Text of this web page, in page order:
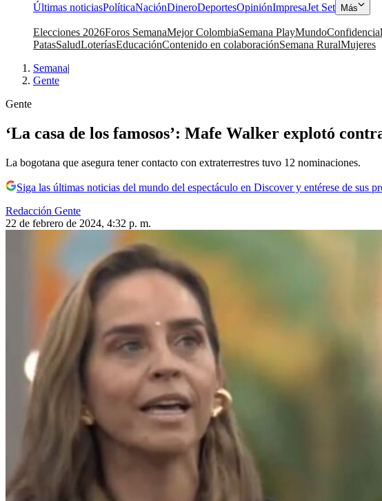
Últimas noticiasPolíticaNaciónDineroDeportesOpiniónImpresaJet Set Más
Elecciones 2026Foros SemanaMejor ColombiaSemana PlayMundo
PatasSaludLoteríasEducaciónContenido en colaboraciónSemana RuralMujeres
Semana|
Gente
Gente
‘La casa de los famosos’: Mafe Walker explotó
La bogotana que asegura tener contacto con extraterrestres tuvo 12 nominaciones.
Siga las últimas noticias del mundo del espectáculo en Discover y entérese de sus
Redacción Gente
22 de febrero de 2024, 4:32 p. m.